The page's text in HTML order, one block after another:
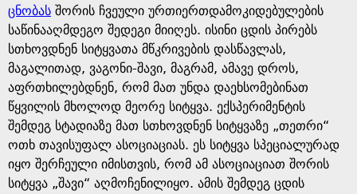
ცნობას შორის ჩვეული ურთიერთდამოკიდებულების
საწინააღმდეგო შედეგი მიიღეს. ისინი ცდის პირებს
სთხოვდნენ სიტყვათა მწკრივების დასწავლას,
მაგალითად, ვაგონი-შავი, მაგრამ, ამავე დროს,
აფრთხილებდნენ, რომ მათ უნდა დაეხსომებინათ
წყვილის მხოლოდ მეორე სიტყვა. ექსპერიმენტის
შემდეგ სტადიაზე მათ სთხოვდნენ სიტყვაზე „თეთრი“
ოთხ თავისუფალ ასოციაციას. ეს სიტყვა სპეციალურად
იყო შერჩეული იმისთვის, რომ ამ ასოციაციათ შორის
სიტყვა „შავი“ აღმოჩენილიყო. ამის შემდეგ ცდის